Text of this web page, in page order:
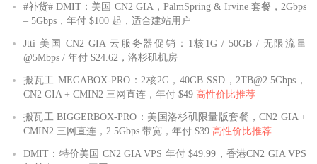
#补货# DMIT：美国 CN2 GIA，PalmSpring & Irvine 套餐，2Gbps
– 5Gbps，年付 $100 起，适合建站用户
Jtti 美国 CN2 GIA 云服务器促销：1核1G / 50GB / 无限流量
@5Mbps / 年付 $24.62，洛杉矶机房
搬瓦工 MEGABOX-PRO：2核2G，40GB SSD，2TB@2.5Gbps，
CN2 GIA + CMIN2 三网直连，年付 $49 高性价比推荐
搬瓦工 BIGGERBOX-PRO：美国洛杉矶限量版套餐，CN2 GIA +
CMIN2 三网直连，2.5Gbps 带宽，年付 $39 高性价比推荐
DMIT：特价美国 CN2 GIA VPS 年付 $49.99，香港CN2 GIA VPS